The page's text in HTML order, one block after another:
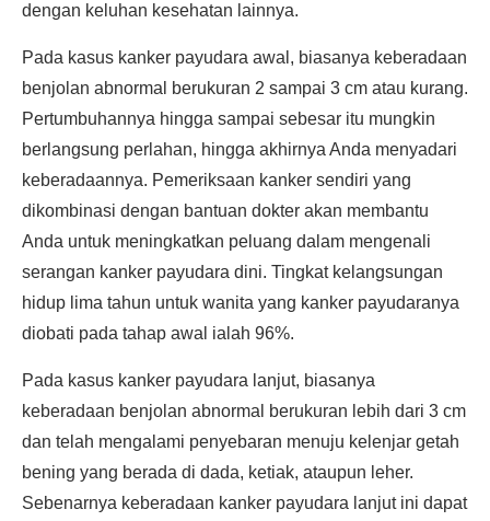
dengan keluhan kesehatan lainnya.
Pada kasus kanker payudara awal, biasanya keberadaan
benjolan abnormal berukuran 2 sampai 3 cm atau kurang.
Pertumbuhannya hingga sampai sebesar itu mungkin
berlangsung perlahan, hingga akhirnya Anda menyadari
keberadaannya. Pemeriksaan kanker sendiri yang
dikombinasi dengan bantuan dokter akan membantu
Anda untuk meningkatkan peluang dalam mengenali
serangan kanker payudara dini. Tingkat kelangsungan
hidup lima tahun untuk wanita yang kanker payudaranya
diobati pada tahap awal ialah 96%.
Pada kasus kanker payudara lanjut, biasanya
keberadaan benjolan abnormal berukuran lebih dari 3 cm
dan telah mengalami penyebaran menuju kelenjar getah
bening yang berada di dada, ketiak, ataupun leher.
Sebenarnya keberadaan kanker payudara lanjut ini dapat